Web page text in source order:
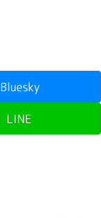
Bluesky
LINE